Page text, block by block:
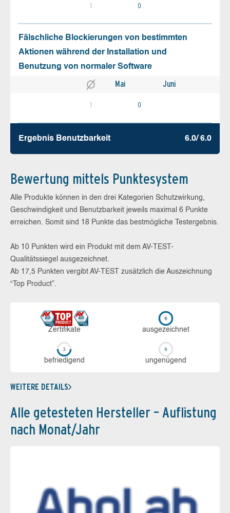
1 0
Fälschliche Blockierungen von bestimmten
Aktionen während der Installation und
Benutzung von normaler Software
Mai Juni
1 0
Ergebnis Benutz­barkeit 6.0/ 6.0
Bewertung mittels Punktesystem
Alle Produkte können in den drei Kategorien Schutzwirkung,
Geschwindigkeit und Benutzbarkeit jeweils maximal 6 Punkte
erreichen. Somit sind 18 Punkte das bestmögliche Testergebnis.
Ab 10 Punkten wird ein Produkt mit dem AV-TEST-
Qualitätssiegel ausgezeichnet.
Ab 17,5 Punkten vergibt AV-TEST zusätzlich die Auszeichnung
“Top Product”.
Zerti­fikate aus­ge­zeich­net
be­frie­di­gend un­ge­nü­gend
WEITERE DETAILS
Alle getesteten Hersteller – Auflistung
nach Monat/Jahr